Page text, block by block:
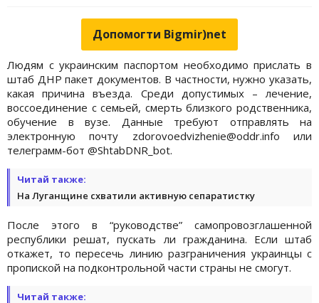
Допомогти Bigmir)net
Людям с украинским паспортом необходимо прислать в
штаб ДНР пакет документов. В частности, нужно указать,
какая причина въезда. Среди допустимых – лечение,
воссоединение с семьей, смерть близкого родственника,
обучение в вузе. Данные требуют отправлять на
электронную почту zdorovoedvizhenie@oddr.info или
телеграмм-бот @ShtabDNR_bot.
Читай также:
На Луганщине схватили активную сепаратистку
После этого в “руководстве” самопровозглашенной
республики решат, пускать ли гражданина. Если штаб
откажет, то пересечь линию разграничения украинцы с
пропиской на подконтрольной части страны не смогут.
Читай также: